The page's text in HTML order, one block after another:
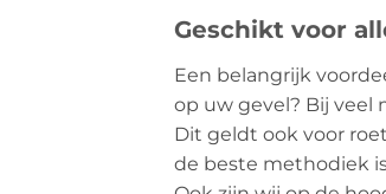
Geschikt voor
Een belangrijk
op uw gevel? Bij
Dit geldt ook voor
de beste methodiek